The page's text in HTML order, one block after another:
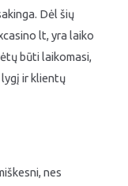
Dėl šių
lt, yra laiko
būti laikomasi,
ir klientų
nes